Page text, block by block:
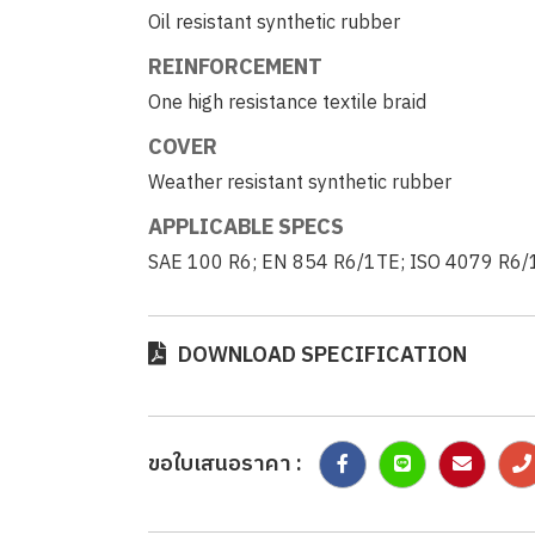
Oil resistant synthetic rubber
REINFORCEMENT
One high resistance textile braid
COVER
Weather resistant synthetic rubber
APPLICABLE SPECS
SAE 100 R6; EN 854 R6/1TE; ISO 4079
DOWNLOAD SPECIFICATION
ขอใบเสนอราคา :